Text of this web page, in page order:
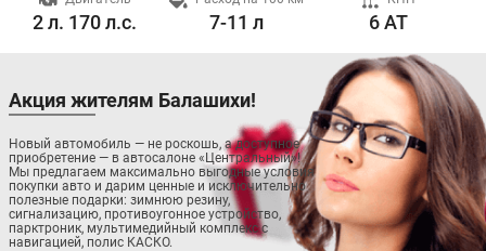
2 л. 170 л.с. 7-11 л 6 AT
Акция жителям Балашихи!
Новый автомобиль — не роскошь, а доступное
приобретение — в автосалоне «Центральный»!
Мы предлагаем максимально выгодные условия
покупки авто и дарим ценные и исключительно
полезные подарки: зимнюю резину,
сигнализацию, противоугонное устройство,
парктроник, мультимедийный комплекс с
навигацией, полис КАСКО.